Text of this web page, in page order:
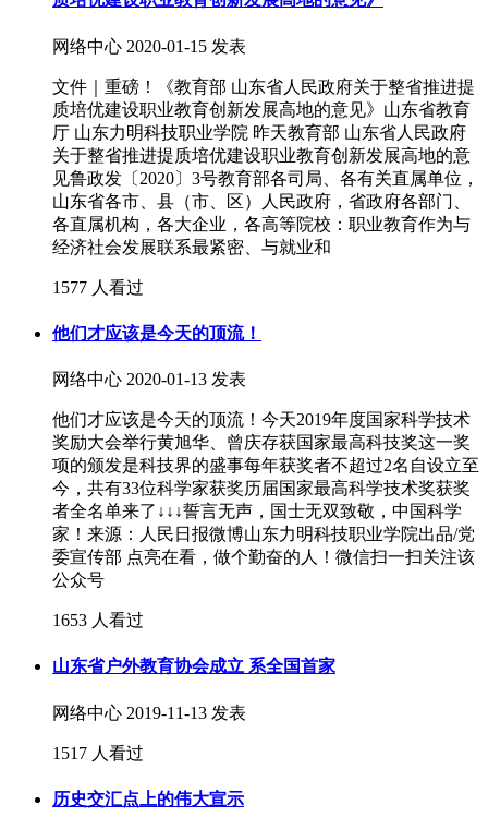
网络中心 2020-01-15 发表
文件｜重磅！《教育部 山东省人民政府关于整省推进提
质培优建设职业教育创新发展高地的意见》山东省教育
厅 山东力明科技职业学院 昨天教育部 山东省人民政府
关于整省推进提质培优建设职业教育创新发展高地的意
见鲁政发〔2020〕3号教育部各司局、各有关直属单位，
山东省各市、县（市、区）人民政府，省政府各部门、
各直属机构，各大企业，各高等院校：职业教育作为与
经济社会发展联系最紧密、与就业和
1577 人看过
他们才应该是今天的顶流！
网络中心 2020-01-13 发表
他们才应该是今天的顶流！今天2019年度国家科学技术
奖励大会举行黄旭华、曾庆存获国家最高科技奖这一奖
项的颁发是科技界的盛事每年获奖者不超过2名自设立至
今，共有33位科学家获奖历届国家最高科学技术奖获奖
者全名单来了↓↓↓誓言无声，国士无双致敬，中国科学
家！来源：人民日报微博山东力明科技职业学院出品/党
委宣传部 点亮在看，做个勤奋的人！微信扫一扫关注该
公众号
1653 人看过
山东省户外教育协会成立 系全国首家
网络中心 2019-11-13 发表
1517 人看过
历史交汇点上的伟大宣示